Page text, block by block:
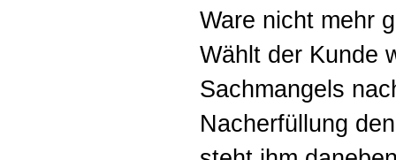
Ware nicht mehr
Wählt der Kunde
Sachmangels
Nacherfüllung